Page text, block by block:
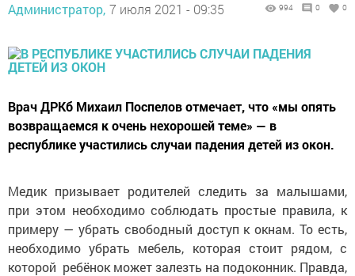
Администратор, 7 июля 2021 - 09:35 994 0 0
Врач ДРКб Михаил Поспелов отмечает, что «мы опять
возвращаемся к очень нехорошей теме» — в
республике участились случаи падения детей из окон.
Медик призывает родителей следить за малышами,
при этом необходимо соблюдать простые правила, к
примеру — убрать свободный доступ к окнам. То есть,
необходимо убрать мебель, которая стоит рядом, с
которой ребёнок может залезть на подоконник. Правда,